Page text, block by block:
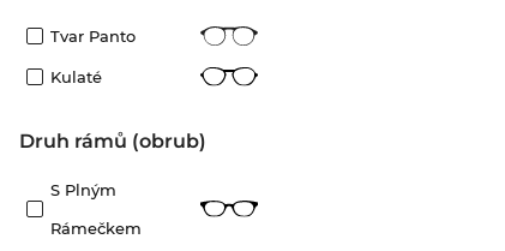
Tvar Panto
Kulaté
Druh rámů (obrub)
S Plným
Rámečkem